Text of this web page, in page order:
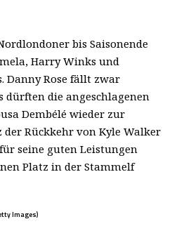
bis Saisonende
Harry Winks und
Danny Rose fällt zwar
dürften die angeschlagenen
Dembélé wieder zur
der Rückkehr von Kyle Walker
seine guten Leistungen
Platz in der Stammelf
Images)